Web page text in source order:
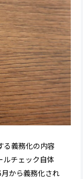
る義務化の内容
ルチェック自体
から義務化され